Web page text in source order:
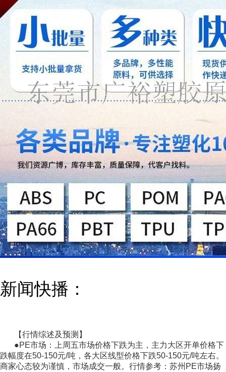
新闻快播：
【行情综述及预测】
●PE市场：上周五市场价格下跌为主，主力大区开单价格下
跌幅度在50-150元/吨，各大区线型价格下跌50-150元/吨左右。
商家心态较为谨慎，市场成交一般。行情参考：苏州PE市场扬